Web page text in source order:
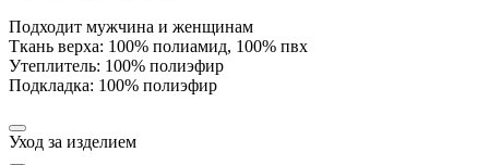
Подходит мужчина и женщинам
Ткань верха: 100% полиамид, 100% пвх
Утеплитель: 100% полиэфир
Подкладка: 100% полиэфир
Уход за изделием